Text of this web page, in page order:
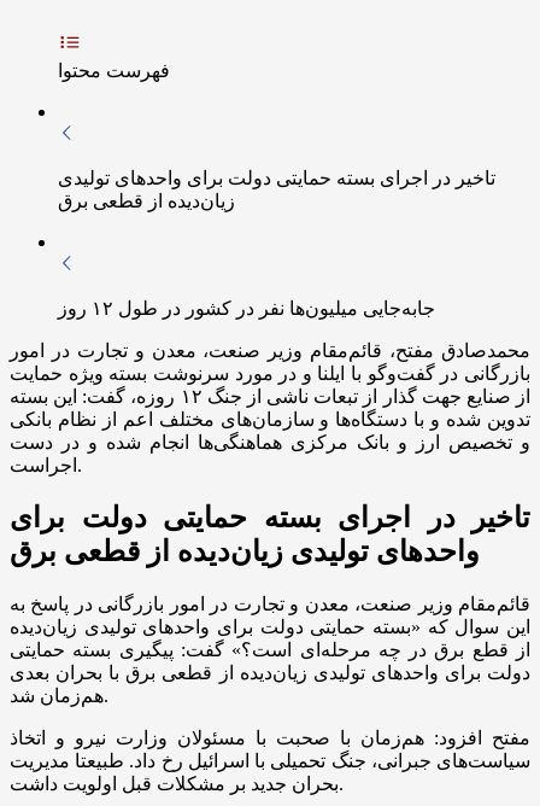
فهرست محتوا
تاخیر در اجرای بسته حمایتی دولت برای واحدهای تولیدی
زیان‌دیده از قطعی برق
محمدصادق مفتح، قائم‌مقام وزیر صنعت، معدن و تجارت در امور
بازرگانی در گفت‌وگو با ایلنا و در مورد سرنوشت بسته ویژه حمایت
از صنایع جهت گذار از تبعات ناشی از جنگ ۱۲ روزه، گفت: این بسته
تدوین شده و با دستگاه‌ها و سازمان‌های مختلف اعم از نظام بانکی
و تخصیص ارز و بانک مرکزی هماهنگی‌ها انجام شده و در دست
اجراست.
تاخیر در اجرای بسته حمایتی دولت برای
واحدهای تولیدی زیان‌دیده از قطعی برق
قائم‌مقام وزیر صنعت، معدن و تجارت در امور بازرگانی در پاسخ به
این سوال که «بسته حمایتی دولت برای واحدهای تولیدی زیان‌دیده
از قطع برق در چه مرحله‌ای است؟» گفت: پیگیری بسته حمایتی
دولت برای واحدهای تولیدی زیان‌دیده از قطعی برق با بحران بعدی
هم‌زمان شد.
مفتح افزود: هم‌زمان با صحبت با مسئولان وزارت نیرو و اتخاذ
سیاست‌های جبرانی، جنگ تحمیلی با اسرائیل رخ داد. طبیعتا مدیریت
بحران جدید بر مشکلات قبل اولویت داشت.